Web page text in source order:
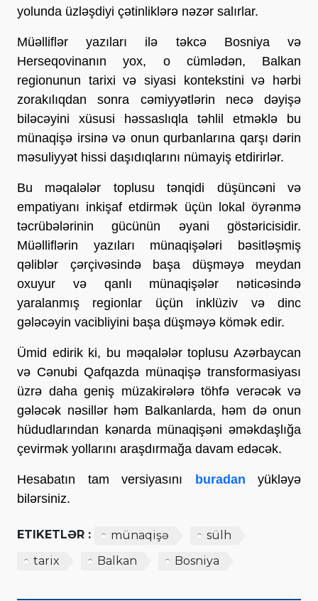
yolunda üzləşdiyi çətinliklərə nəzər salırlar.
Müəlliflər yazıları ilə təkcə Bosniya və
Herseqovinanın yox, o cümlədən, Balkan
regionunun tarixi və siyasi kontekstini və hərbi
zorakılıqdan sonra cəmiyyətlərin necə dəyişə
biləcəyini xüsusi həssaslıqla təhlil etməklə bu
münaqişə irsinə və onun qurbanlarına qarşı dərin
məsuliyyət hissi daşıdıqlarını nümayiş etdirirlər.
Bu məqalələr toplusu tənqidi düşüncəni və
empatiyanı inkişaf etdirmək üçün lokal öyrənmə
təcrübələrinin gücünün əyani göstəricisidir.
Müəlliflərin yazıları münaqişələri bəsitləşmiş
qəliblər çərçivəsində başa düşməyə meydan
oxuyur və qanlı münaqişələr nəticəsində
yaralanmış regionlar üçün inklüziv və dinc
gələcəyin vacibliyini başa düşməyə kömək edir.
Ümid edirik ki, bu məqalələr toplusu Azərbaycan
və Cənubi Qafqazda münaqişə transformasiyası
üzrə daha geniş müzakirələrə töhfə verəcək və
gələcək nəsillər həm Balkanlarda, həm də onun
hüdudlarından kənarda münaqişəni əməkdaşlığa
çevirmək yollarını araşdırmağa davam edəcək.
Hesabatın tam versiyasını buradan yükləyə
bilərsiniz.
ETIKETLƏR : münaqişə
sülh
tarix
Balkan Bosniya